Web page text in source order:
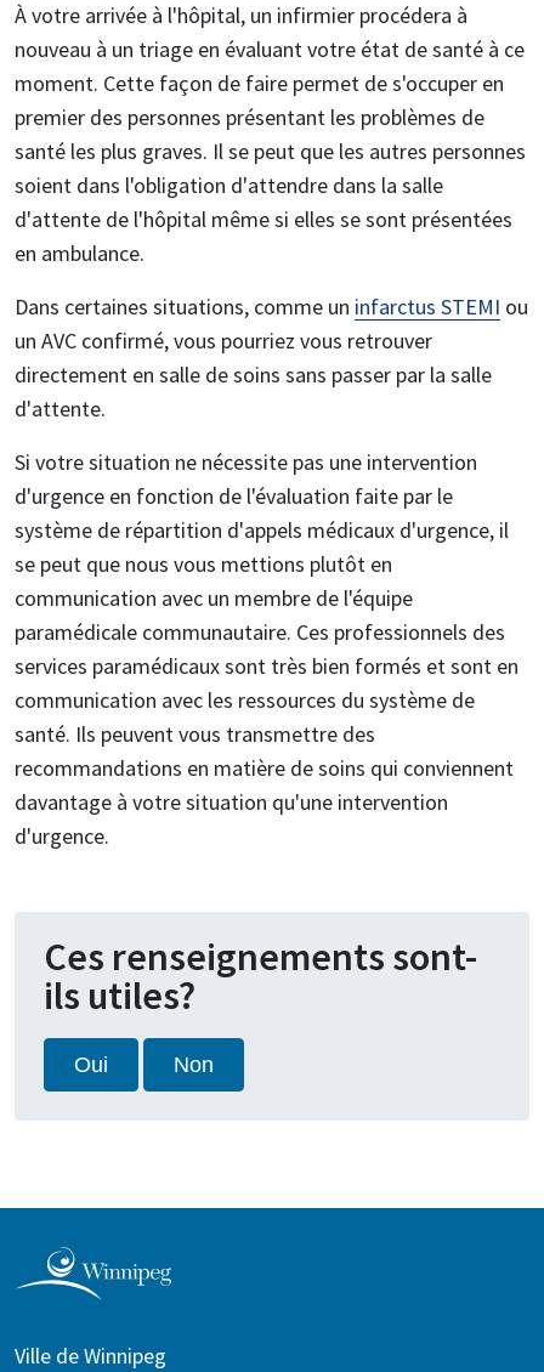
À votre arrivée à l'hôpital, un infirmier procédera à
nouveau à un triage en évaluant votre état de santé à ce
moment. Cette façon de faire permet de s'occuper en
premier des personnes présentant les problèmes de
santé les plus graves. Il se peut que les autres personnes
soient dans l'obligation d'attendre dans la salle
d'attente de l'hôpital même si elles se sont présentées
en ambulance.
Dans certaines situations, comme un infarctus STEMI ou
un AVC confirmé, vous pourriez vous retrouver
directement en salle de soins sans passer par la salle
d'attente.
Si votre situation ne nécessite pas une intervention
d'urgence en fonction de l'évaluation faite par le
système de répartition d'appels médicaux d'urgence, il
se peut que nous vous mettions plutôt en
communication avec un membre de l'équipe
paramédicale communautaire. Ces professionnels des
services paramédicaux sont très bien formés et sont en
communication avec les ressources du système de
santé. Ils peuvent vous transmettre des
recommandations en matière de soins qui conviennent
davantage à votre situation qu'une intervention
d'urgence.
Ces renseignements sont-
ils utiles?
Oui Non
Ville de Winnipeg